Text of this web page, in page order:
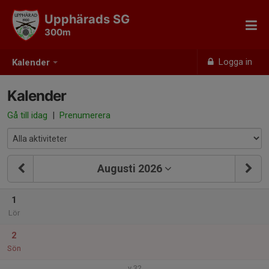
Kalender Logga in
Upphärads SG
300m
Kalender
Gå till idag | Prenumerera
Augusti 2026
1
Lör
2
Sön